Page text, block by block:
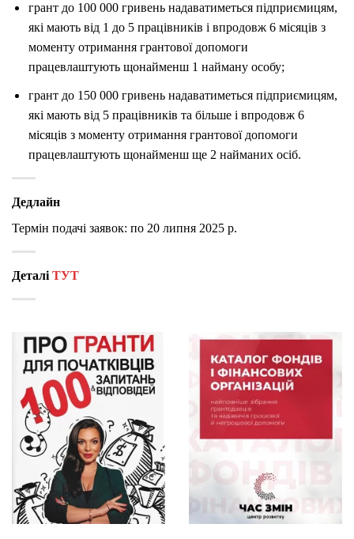
грант до 100 000 гривень надаватиметься підприємицям,
які мають від 1 до 5 працівників і впродовж 6 місяців з
моменту отримання грантової допомоги
працевлаштують щонайменш 1 найману особу;
грант до 150 000 гривень надаватиметься підприємицям,
які мають від 5 працівників та більше і впродовж 6
місяців з моменту отримання грантової допомоги
працевлаштують щонайменш ще 2 найманих осіб.
Дедлайн
Термін подачі заявок: по 20 липня 2025 р.
Деталі ТУТ